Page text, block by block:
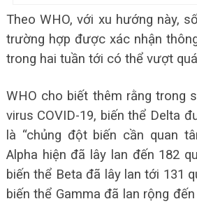
Theo WHO, với xu hướng này,
trường hợp được xác nhận
trong hai tuần tới có thể vượt
WHO cho biết thêm rằng trong
virus COVID-19, biến thể Delta
là “chủng đột biến cần quan
Alpha hiện đã lây lan đến 182
biến thể Beta đã lây lan tới 131
biến thể Gamma đã lan rộng